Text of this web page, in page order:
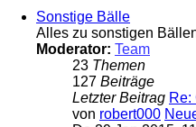
Sonstige Bälle
Alles zu sonstigen
Moderator: Team
23 Themen
127 Beiträge
Letzter Beitrag
von robert000